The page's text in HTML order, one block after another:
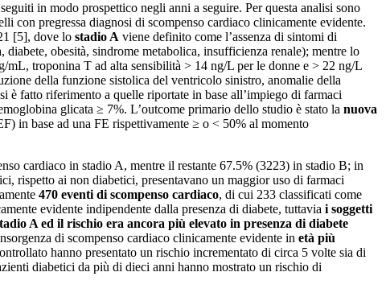
in modo prospettico negli anni a seguire. Per questa analisi sono
con pregressa diagnosi di scompenso cardiaco clinicamente evidente.
[5], dove lo stadio A viene definito come l’assenza di sintomi di
obesità, sindrome metabolica, insufficienza renale); mentre lo
troponina T ad alta sensibilità > 14 ng/L per le donne e > 22 ng/L
della funzione sistolica del ventricolo sinistro, anomalie della
fatto riferimento a quelle riportate in base all’impiego di farmaci
glicata ≥ 7%. L’outcome primario dello studio è stato la nuova
in base ad una FE rispettivamente ≥ o < 50% al momento
cardiaco in stadio A, mentre il restante 67.5% (3223) in stadio B; in
rispetto ai non diabetici, presentavano un maggior uso di farmaci
470 eventi di scompenso cardiaco, di cui 233 classificati come
evidente indipendente dalla presenza di diabete, tuttavia i soggetti
A ed il rischio era ancora più elevato in presenza di diabete
di scompenso cardiaco clinicamente evidente in età più
hanno presentato un rischio incrementato di circa 5 volte sia di
diabetici da più di dieci anni hanno mostrato un rischio di